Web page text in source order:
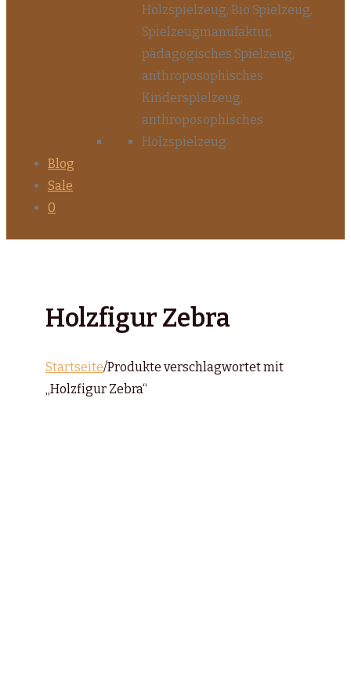
Blog
Sale
0
Holzfigur Zebra
Startseite/Produkte verschlagwortet mit
„Holzfigur Zebra“